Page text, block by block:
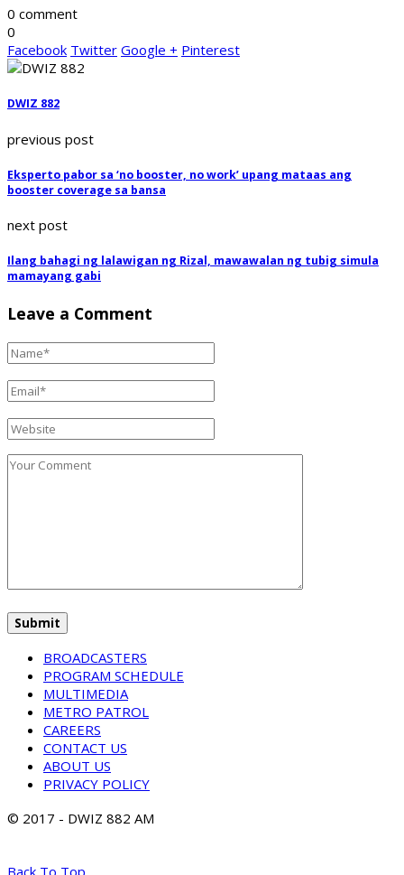
0 comment
0
Facebook Twitter Google + Pinterest
DWIZ 882
previous post
Eksperto pabor sa ‘no booster, no work’ upang mataas ang
booster coverage sa bansa
next post
Ilang bahagi ng lalawigan ng Rizal, mawawalan ng tubig simula
mamayang gabi
Leave a Comment
BROADCASTERS
PROGRAM SCHEDULE
MULTIMEDIA
METRO PATROL
CAREERS
CONTACT US
ABOUT US
PRIVACY POLICY
© 2017 - DWIZ 882 AM
Back To Top